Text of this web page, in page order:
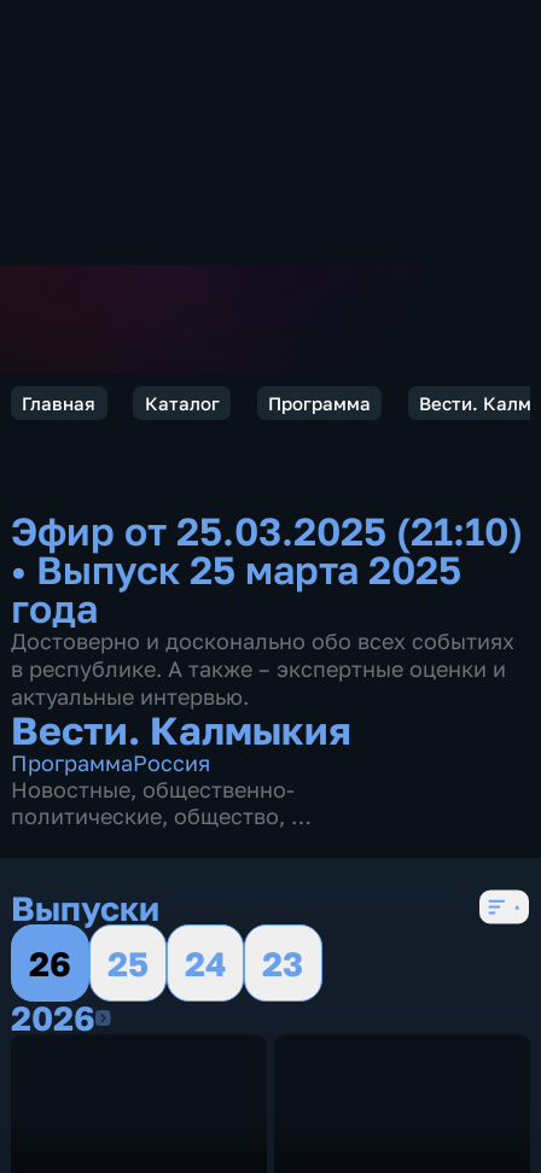
Главная Каталог Программа Вести.
Эфир от 25.03.2025 (21:10)
• Выпуск 25 марта 2025
года
Достоверно и досконально обо всех событиях
в республике. А также – экспертные оценки и
актуальные интервью.
Вести. Калмыкия
ПрограммаРоссия
Новостные, общественно-
политические, общество,
Выпуски
26
25 24
23
20262026